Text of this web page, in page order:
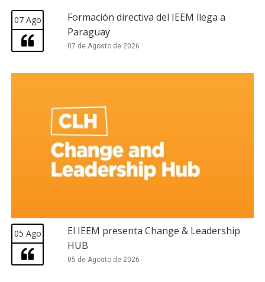
07 Ago
Formación directiva del IEEM llega a
Paraguay
07 de Agosto de 2026
05 Ago
El IEEM presenta Change & Leadership
HUB
05 de Agosto de 2026